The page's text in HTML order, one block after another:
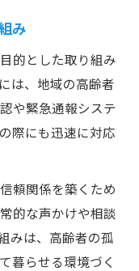
み
的とした取り組み
は、地域の高齢者
や緊急通報システ
際にも迅速に対応
頼関係を築くため
的な声かけや相談
みは、高齢者の孤
暮らせる環境づく